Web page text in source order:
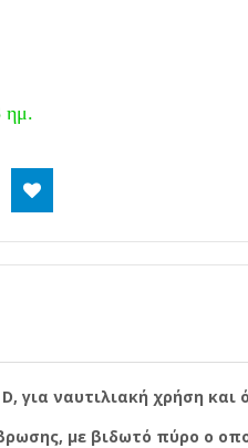
ημ.
για ναυτιλιακή χρήση και
με βιδωτό πύρο ο